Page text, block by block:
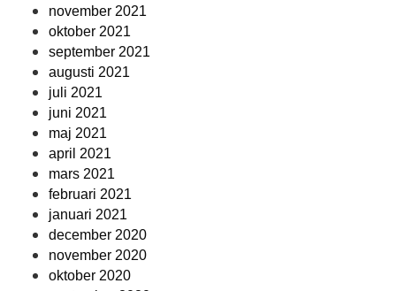
november 2021
oktober 2021
september 2021
augusti 2021
juli 2021
juni 2021
maj 2021
april 2021
mars 2021
februari 2021
januari 2021
december 2020
november 2020
oktober 2020